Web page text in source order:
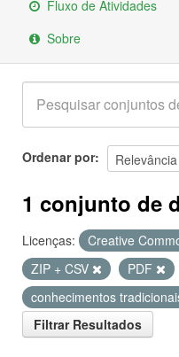
Fluxo de Atividades
Sobre
Ordenar por
1 conjunto de
Licenças: Creative
ZIP + CSV
PDF
conhecimentos
Filtrar Resultados